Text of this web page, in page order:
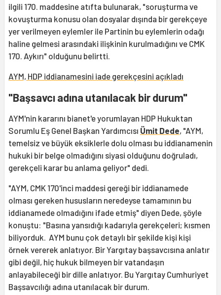
ilgili 170. maddesine atıfta bulunarak, "soruşturma ve
kovuşturma konusu olan dosyalar dışında bir gerekçeye
yer verilmeyen eylemler ile Partinin bu eylemlerin odağı
haline gelmesi arasındaki ilişkinin kurulmadığını ve CMK
170. Aykırı" olduğunu belirtti.
AYM, HDP iddianamesini iade gerekçesini açıkladı
"Başsavcı adına utanılacak bir durum"
AYM'nin kararını bianet'e yorumlayan HDP Hukuktan
Sorumlu Eş Genel Başkan Yardımcısı Ümit Dede, "AYM,
temelsiz ve büyük eksiklerle dolu olması bu iddianamenin
hukuki bir belge olmadığını siyasi olduğunu doğruladı,
gerekçeli karar bu anlama geliyor" dedi.
"AYM, CMK 170'inci maddesi gereği bir iddianamede
olması gereken hususların neredeyse tamamının bu
iddianamede olmadığını ifade etmiş" diyen Dede, şöyle
konuştu: "Basına yansıdığı kadarıyla gerekçeleri; kısmen
biliyorduk. AYM bunu çok detaylı bir şekilde kişi kişi
örnek vererek anlatıyor. Bir Yargıtay başsavcısına anlatır
gibi değil, hiç hukuk bilmeyen bir vatandaşın
anlayabileceği bir dille anlatıyor. Bu Yargıtay Cumhuriyet
Başsavcılığı adına utanılacak bir durum.